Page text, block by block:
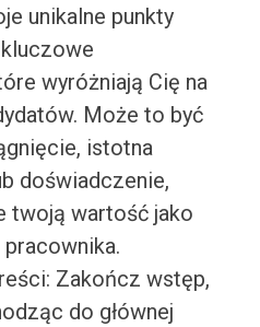
unikalne punkty
wyróżniają Cię na
Może to być
istotna
doświadczenie,
twoją wartość jako
Zakończ wstęp,
do głównej